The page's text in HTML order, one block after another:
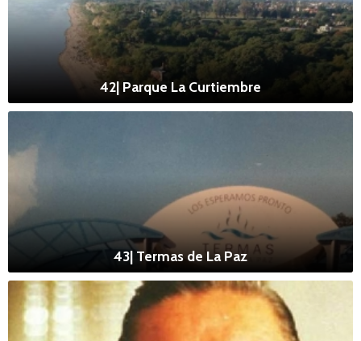
42| Parque La Curtiembre
43| Termas de La Paz